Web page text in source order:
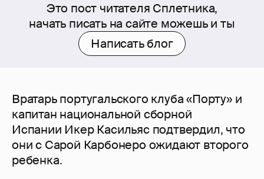
Это пост читателя Сплетника,
начать писать на сайте можешь и ты
Написать блог
Вратарь португальского клуба «Порту» и
капитан национальной сборной
Испании Икер Касильяс подтвердил, что
они с Сарой Карбонеро ожидают второго
ребенка.